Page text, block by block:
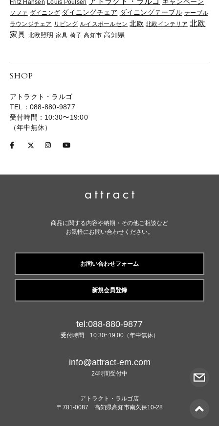
Fritz Hansen Louis Poulsen キャンペーン
ソファ ダイニング ダイニングチェア ダイニングテーブル テーブル
ラウンジチェア リビング ルイスポールセン 北欧 北欧インテリア 北欧
家具 北欧照明 家具 椅子 高知市 高知県
SHOP
アトラクト・ラルゴ
TEL：088-880-9877
受付時間：10:30〜19:00
（年中無休）
商品に関する内容や納期・その他ご相談など
お気軽にお問い合わせください。
お問い合わせフォーム
新規会員登録
tel:088-880-9877
受付時間 10:30~19:00（年中無休）
info@attract-em.com
24時間受付中
アトラクト・ラルゴ店
〒781-0087 高知県高知市南久保10-28